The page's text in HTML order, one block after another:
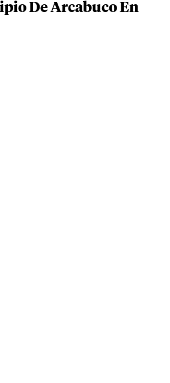
De Arcabuco En